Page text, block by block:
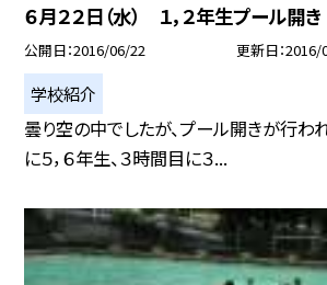
６月２２日（水） １，２年生プール開き
公開日 2016/06/22 更新日 2016/
学校紹介
曇り空の中でしたが、プール開きが行わ
に５，６年生、３時間目に３...